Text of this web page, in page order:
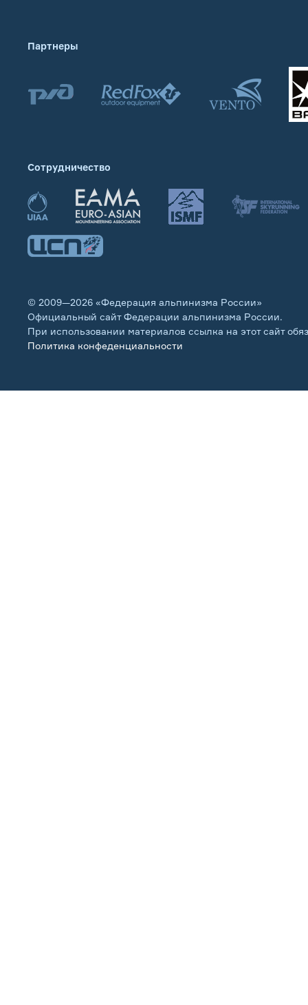
Партнеры
Сотрудничество
© 2009—2026 «Федерация альпинизма России»
Официальный сайт Федерации альпинизма России.
При использовании материалов ссылка на этот сайт
Политика конфеденциальности